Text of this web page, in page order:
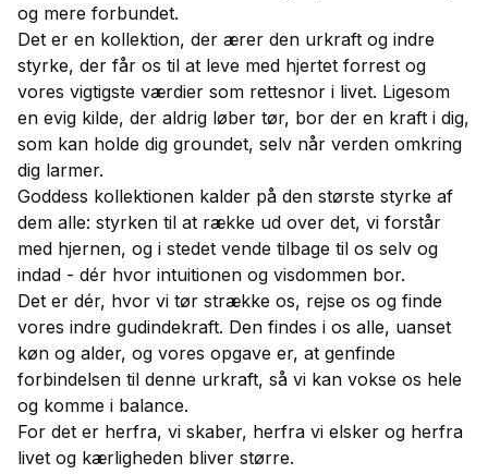
og mere forbundet.
Det er en kollektion, der ærer den urkraft og indre
styrke, der får os til at leve med hjertet forrest og
vores vigtigste værdier som rettesnor i livet. Ligesom
en evig kilde, der aldrig løber tør, bor der en kraft i dig,
som kan holde dig groundet, selv når verden omkring
dig larmer.
Goddess kollektionen kalder på den største styrke af
dem alle: styrken til at række ud over det, vi forstår
med hjernen, og i stedet vende tilbage til os selv og
indad - dér hvor intuitionen og visdommen bor.
Det er dér, hvor vi tør strække os, rejse os og finde
vores indre gudindekraft. Den findes i os alle, uanset
køn og alder, og vores opgave er, at genfinde
forbindelsen til denne urkraft, så vi kan vokse os hele
og komme i balance.
For det er herfra, vi skaber, herfra vi elsker og herfra
livet og kærligheden bliver større.